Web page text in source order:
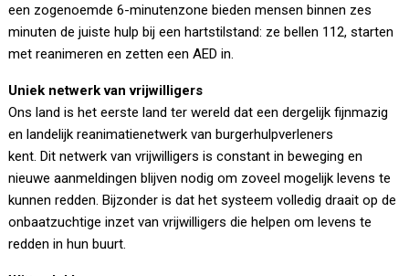
een zogenoemde 6-minutenzone bieden mensen binnen zes
minuten de juiste hulp bij een hartstilstand: ze bellen 112, starten
met reanimeren en zetten een AED in.
Uniek netwerk van vrijwilligers
Ons land is het eerste land ter wereld dat een dergelijk fijnmazig
en landelijk reanimatienetwerk van burgerhulpverleners
kent. Dit netwerk van vrijwilligers is constant in beweging en
nieuwe aanmeldingen blijven nodig om zoveel mogelijk levens te
kunnen redden. Bijzonder is dat het systeem volledig draait op de
onbaatzuchtige inzet van vrijwilligers die helpen om levens te
redden in hun buurt.